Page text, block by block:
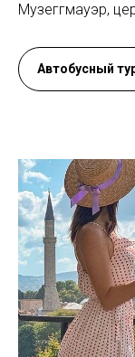
Музеггмауэр,
Автобусный